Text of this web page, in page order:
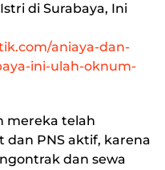
di Surabaya, Ini
aniaya-dan-
ini-ulah-oknum-
mereka telah
PNS aktif, karena
dan sewa